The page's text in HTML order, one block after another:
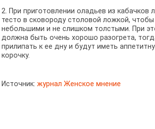
2. При приготовлении оладьев из кабачков
тесто в сковороду столовой ложкой,
небольшими и не слишком толстыми. При
должна быть очень хорошо разогрета,
прилипать к ее дну и будут иметь
корочку.
Источник: журнал Женское мнение